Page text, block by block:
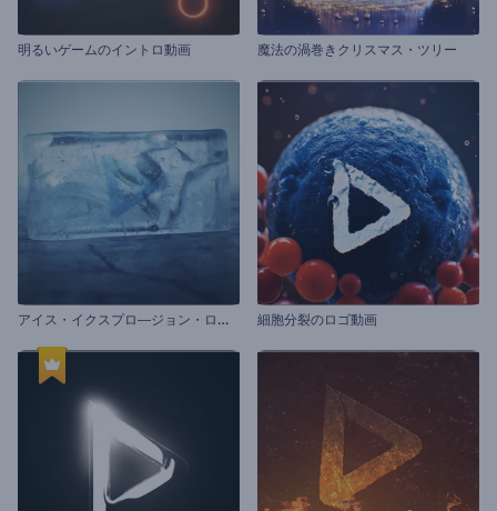
明るいゲームのイントロ動画 魔法の渦巻きクリスマス・ツリー
ア
イス・イクスプロ―ジョン・ロゴ動画 細胞分裂のロゴ動画